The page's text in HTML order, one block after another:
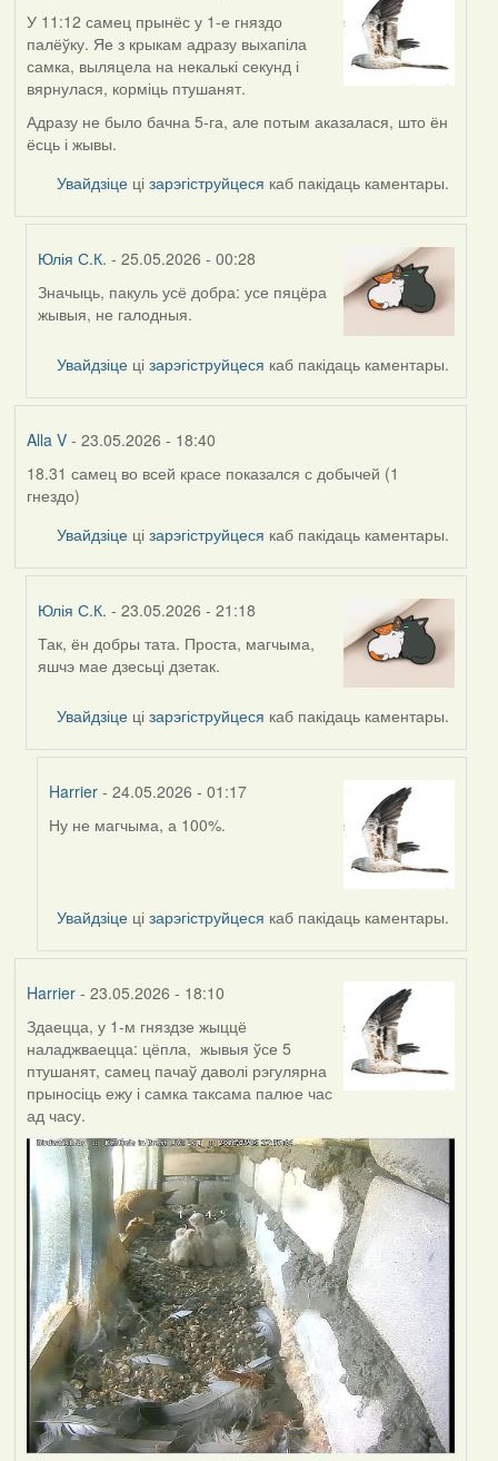
У 11:12 самец прынёс у 1-е гняздо
палёўку. Яе з крыкам адразу выхапіла
самка, выляцела на некалькі секунд і
вярнулася, корміць птушанят.
Адразу не было бачна 5-га, але потым аказалася, што ён
ёсць і жывы.
Увайдзіце цізарэгіструйцеся каб пакідаць каментары.
Юлія С.К. - 25.05.2026 - 00:28
In
reply
Значыць, пакуль усё добра: усе пяцёра
жывыя, не галодныя.
Увайдзіце цізарэгіструйцеся каб пакідаць каментары.
Alla V- 23.05.2026 - 18:40
18.31 самец во всей красе показался с добычей (1
гнездо)
Увайдзіце цізарэгіструйцеся каб пакідаць каментары.
Юлія С.К. - 23.05.2026 - 21:18
In
reply
V
Так, ён добры тата. Проста, магчыма,
яшчэ мае дзесьці дзетак.
Увайдзіце цізарэгіструйцеся каб пакідаць каментары.
Harrier - 24.05.2026 - 01:17
In
Юлія
С.К.
Ну не магчыма, а 100%.
Увайдзіце цізарэгіструйцеся каб пакідаць каментары.
Harrier- 23.05.2026 - 18:10
Здаецца, у 1-м гняздзе жыццё
наладжваецца: цёпла, жывыя ўсе 5
птушанят, самец пачаў даволі рэгулярна
прыносіць ежу і самка таксама палюе час
ад часу.